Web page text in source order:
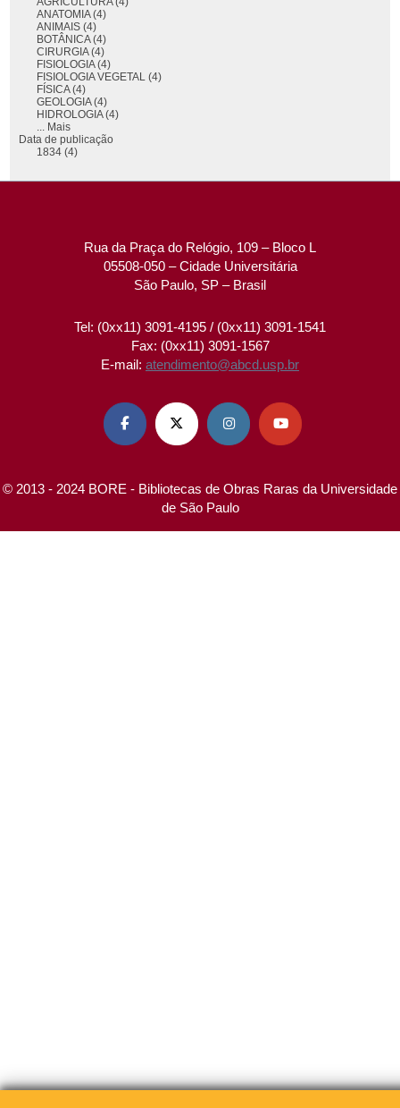
ANATOMIA (4)
ANIMAIS (4)
BOTÂNICA (4)
CIRURGIA (4)
FISIOLOGIA (4)
FISIOLOGIA VEGETAL (4)
FÍSICA (4)
GEOLOGIA (4)
HIDROLOGIA (4)
... Mais
Data de publicação
1834 (4)
Rua da Praça do Relógio, 109 – Bloco L
05508-050 – Cidade Universitária
São Paulo, SP – Brasil
Tel: (0xx11) 3091-4195 / (0xx11) 3091-1541
Fax: (0xx11) 3091-1567
E-mail: atendimento@abcd.usp.br
   
© 2013 - 2024 BORE - Bibliotecas de Obras Raras da Universidade
de São Paulo